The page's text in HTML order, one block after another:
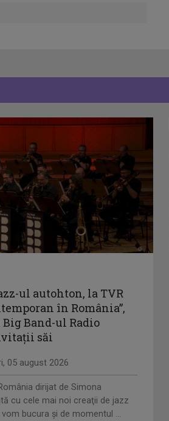
ul autohton, la TVR
în România”,
Band-ul Radio
săi
05 august 2026
dirijat de Simona
cu cele mai noi creaţii de jazz
bucura şi de momentul ...